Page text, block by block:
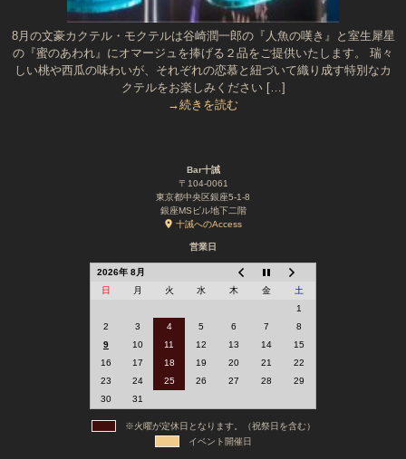
8月の文豪カクテル・モクテルは谷崎潤一郎の『人魚の嘆き』と室生犀星
の『蜜のあわれ』にオマージュを捧げる２品をご提供いたします。 瑞々
しい桃や西瓜の味わいが、それぞれの恋慕と紐づいて織り成す特別なカ
クテルをお楽しみください […]
→続きを読む
Bar十誡
〒104-0061
東京都中央区銀座5-1-8
銀座MSビル地下二階
十誡へのAccess
営業日
2026年 8月
日
月 火 水 木 金
土
1
2
3 4 5 6 7
8
9
10 11 12 13 14
15
16
17 18 19 20 21
22
23
24 25 26 27 28
29
30
31
※火曜が定休日となります。（祝祭日を含む）
イベント開催日